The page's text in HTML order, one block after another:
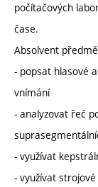
počítačových
čase.
Absolvent
- popsat hlasové
vnímání
- analyzovat řeč
- využívat
- využívat